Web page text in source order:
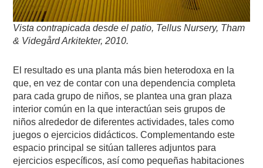
Vista contrapicada desde el patio, Tellus Nursery, Tham
& Videgård Arkitekter, 2010.
El resultado es una planta más bien heterodoxa en la
que, en vez de contar con una dependencia completa
para cada grupo de niños, se plantea una gran plaza
interior común en la que interactúan seis grupos de
niños alrededor de diferentes actividades, tales como
juegos o ejercicios didácticos. Complementando este
espacio principal se sitúan talleres adjuntos para
ejercicios específicos, así como pequeñas habitaciones